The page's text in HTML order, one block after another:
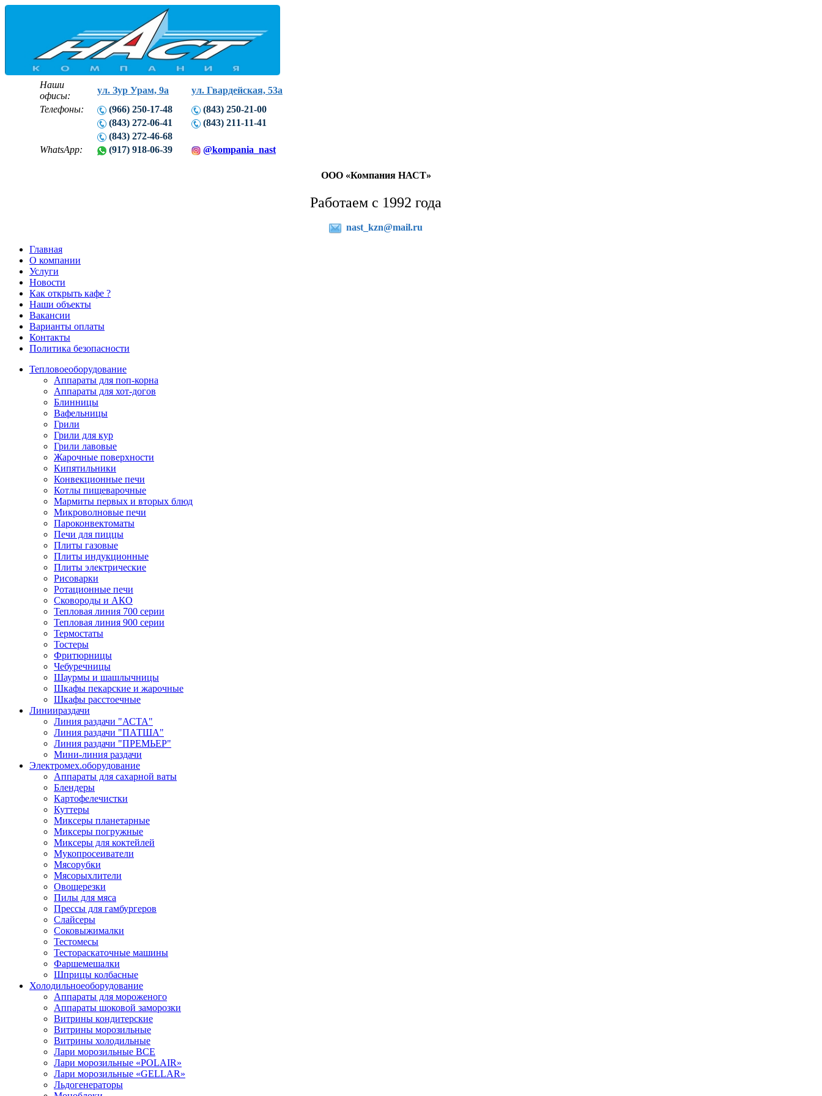
Наши
офисы:
ул. Зур Урам, 9а
ул. Гвардейская, 53а
Телефоны:
(966) 250-17-48
(843) 250-21-00
(843) 272-06-41
(843) 211-11-41
(843) 272-46-68
WhatsApp:
(917) 918-06-39 @kompania_nast
ООО «Компания НАСТ»
Работаем с 1992 года
nast_kzn@mail.ru
Главная
О компании
Услуги
Новости
Как открыть кафе ?
Наши объекты
Вакансии
Варианты оплаты
Контакты
Политика безопасности
Тепловоеоборудование
Аппараты для поп-корна
Аппараты для хот-догов
Блинницы
Вафельницы
Грили
Грили для кур
Грили лавовые
Жарочные поверхности
Кипятильники
Конвекционные печи
Котлы пищеварочные
Мармиты первых и вторых блюд
Микроволновые печи
Пароконвектоматы
Печи для пиццы
Плиты газовые
Плиты индукционные
Плиты электрические
Рисоварки
Ротационные печи
Сковороды и АКО
Тепловая линия 700 серии
Тепловая линия 900 серии
Термостаты
Тостеры
Фритюрницы
Чебуречницы
Шаурмы и шашлычницы
Шкафы пекарские и жарочные
Шкафы расстоечные
Линиираздачи
Линия раздачи "АСТА"
Линия раздачи "ПАТША"
Линия раздачи "ПРЕМЬЕР"
Мини-линия раздачи
Электромех.оборудование
Аппараты для сахарной ваты
Блендеры
Картофелечистки
Куттеры
Миксеры планетарные
Миксеры погружные
Миксеры для коктейлей
Мукопросеиватели
Мясорубки
Мясорыхлители
Овощерезки
Пилы для мяса
Прессы для гамбургеров
Слайсеры
Соковыжималки
Тестомесы
Тестораскаточные машины
Фаршемешалки
Шприцы колбасные
Холодильноеоборудование
Аппараты для мороженого
Аппараты шоковой заморозки
Витрины кондитерские
Витрины морозильные
Витрины холодильные
Лари морозильные ВСЕ
Лари морозильные «POLAIR»
Лари морозильные «GELLAR»
Льдогенераторы